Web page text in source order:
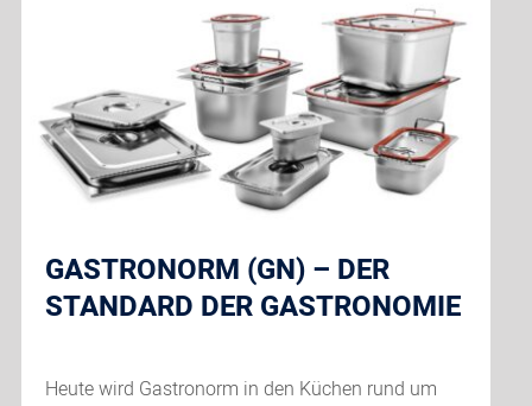
thermohauser
GASTRONORM (GN) – DER
STANDARD DER GASTRONOMIE
Heute wird Gastronorm in den Küchen rund um